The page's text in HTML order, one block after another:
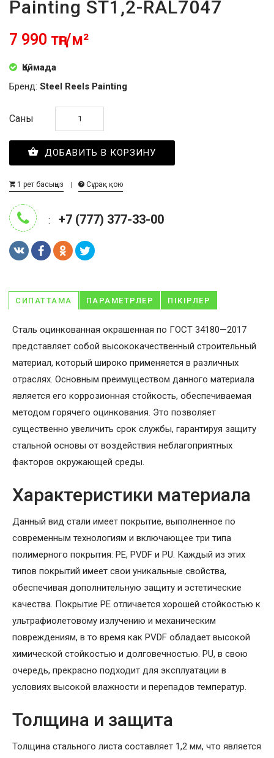
Painting ST1,2-RAL7047
7 990 тңг/м²
Қоймада
Бренд: Steel Reels Painting
Саны
ДОБАВИТЬ В КОРЗИНУ
1 рет басыңыз Сұрақ қою
: +7 (777) 377-33-00
СИПАТТАМА ПАРАМЕТРЛЕР ПІКІРЛЕР
Сталь оцинкованная окрашенная по ГОСТ 34180—2017
представляет собой высококачественный строительный
материал, который широко применяется в различных
отраслях. Основным преимуществом данного материала
является его коррозионная стойкость, обеспечиваемая
методом горячего оцинкования. Это позволяет
существенно увеличить срок службы, гарантируя защиту
стальной основы от воздействия неблагоприятных
факторов окружающей среды.
Характеристики материала
Данный вид стали имеет покрытие, выполненное по
современным технологиям и включающее три типа
полимерного покрытия: PE, PVDF и PU. Каждый из этих
типов покрытий имеет свои уникальные свойства,
обеспечивая дополнительную защиту и эстетические
качества. Покрытие PE отличается хорошей стойкостью к
ультрафиолетовому излучению и механическим
повреждениям, в то время как PVDF обладает высокой
химической стойкостью и долговечностью. PU, в свою
очередь, прекрасно подходит для эксплуатации в
условиях высокой влажности и перепадов температур.
Толщина и защита
Толщина стального листа составляет 1,2 мм, что является